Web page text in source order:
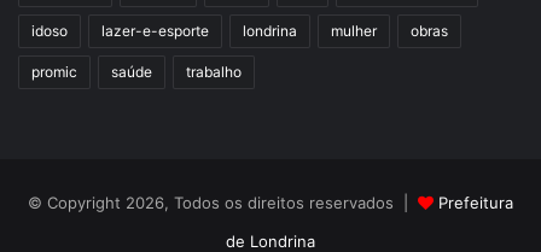
idoso lazer-e-esporte londrina mulher obras
promic saúde trabalho
© Copyright 2026, Todos os direitos reservados |
Prefeitura
de Londrina